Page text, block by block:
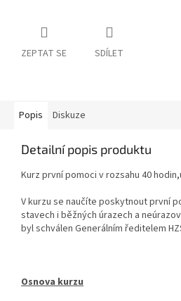
ZEPTAT SE SDÍLET
Popis Diskuze
Detailní popis produktu
Kurz první pomoci v rozsahu 40
V kurzu se naučíte poskytnout první
stavech i běžných úrazech a
byl schválen Generálním ředitelem
Osnova kurzu